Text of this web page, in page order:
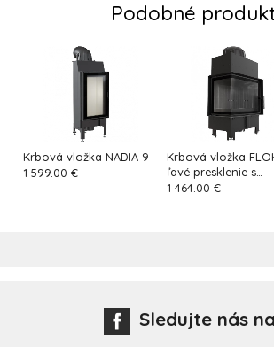
Podobné
Krbová vložka NADIA 9
1 599.00 €
Krbová vložka
ľavé presklenie s
čiernym ohniskom
1 464.00 €
Sledujte nás